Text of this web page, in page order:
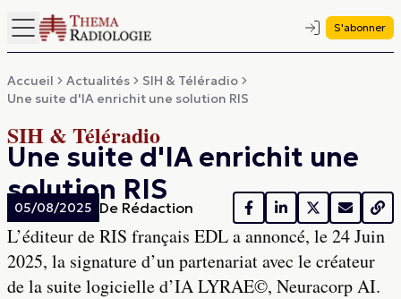
S'abonner
Accueil Actualités
SIH & Téléradio
Une suite d'IA enrichit une solution RIS
SIH & Téléradio
Une suite d'IA enrichit une
solution RIS
05/08/2025 De Rédaction
L’éditeur de RIS français EDL a annoncé, le 24 Juin
2025, la signature d’un partenariat avec le créateur
de la suite logicielle d’IA LYRAE©, Neuracorp AI.